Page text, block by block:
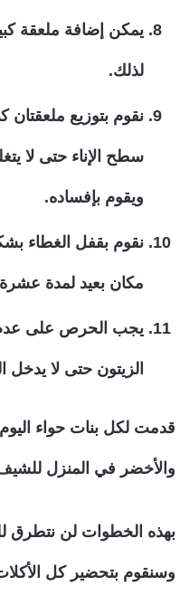
يمكن إضافة ملعقة
لذلك.
نقوم بتوزيع
سطح الإناء حتى لا
ويقوم بإفساده.
نقوم بقفل الغطاء
مكان بعيد لمدة
يجب الحرص على عدم
الزيتون حتى لا يدخل
قدمت لكل بنات حواء
والأخضر في المنزل
بهذه الخطوات لن نتطرق
وسنقوم بتحضير كل